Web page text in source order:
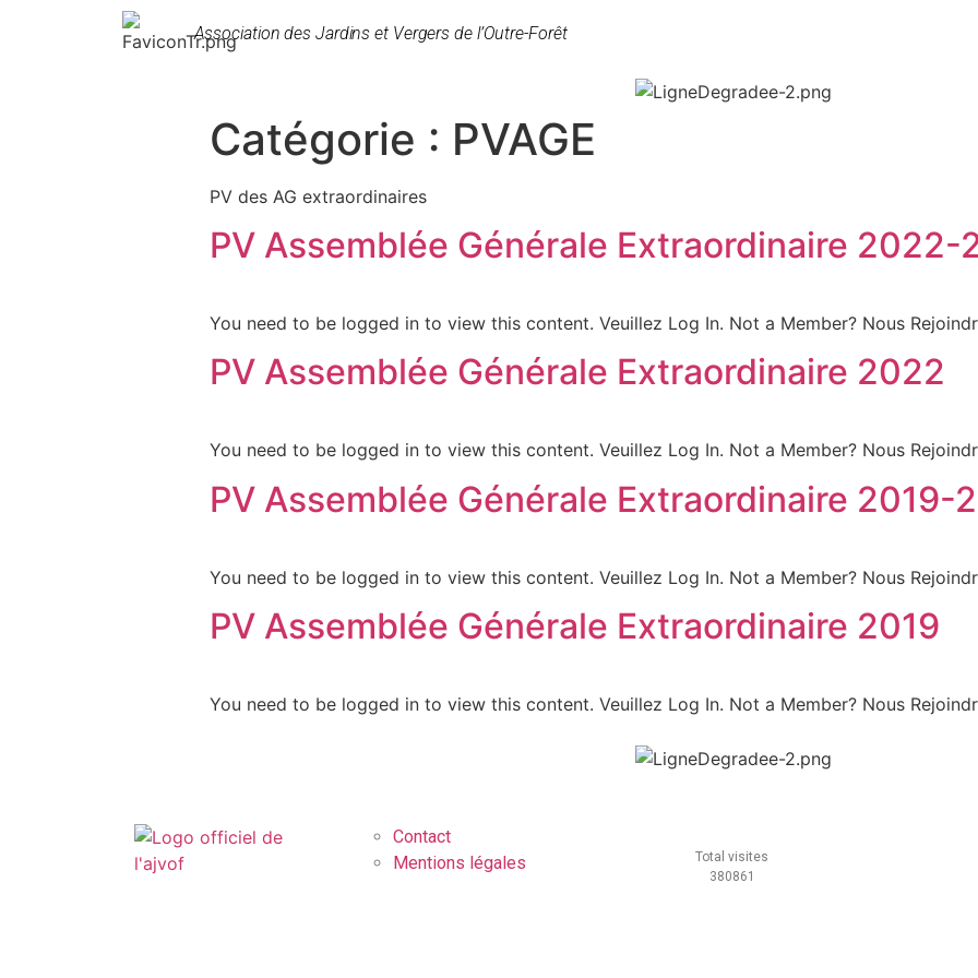
Association des Jardins et Vergers de l’Outre-Forêt
Catégorie : PVAGE
PV des AG extraordinaires
PV Assemblée Générale Extraordinaire 2022-
You need to be logged in to view this content. Veuillez Log In. Not a Member? Nous
PV Assemblée Générale Extraordinaire 2022
You need to be logged in to view this content. Veuillez Log In. Not a Member? Nous
PV Assemblée Générale Extraordinaire 2019-2
You need to be logged in to view this content. Veuillez Log In. Not a Member? Nous
PV Assemblée Générale Extraordinaire 2019
You need to be logged in to view this content. Veuillez Log In. Not a Member? Nous
Contact
Mentions légales
Total visites
380861